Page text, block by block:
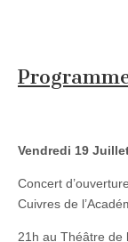
Vendredi 19
Concert
Cuivres de
21h au Théâtre de